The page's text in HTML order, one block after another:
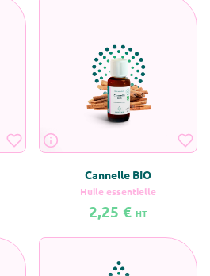
Cannelle BIO
Huile essentielle
2,25 € HT